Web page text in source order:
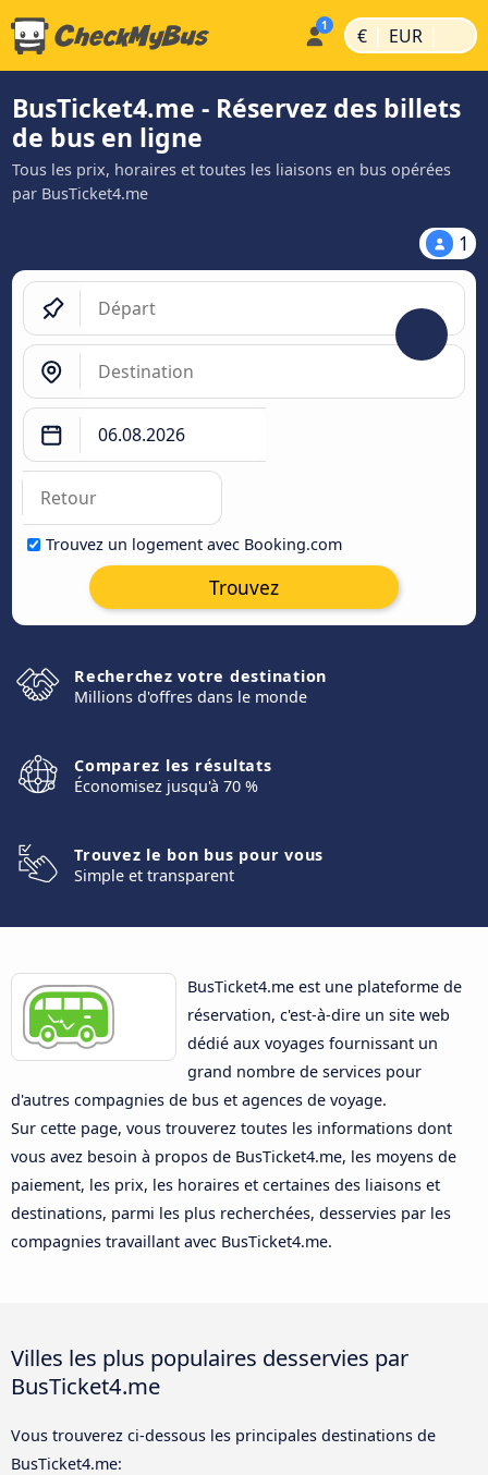
€ | EUR |
BusTicket4.me - Réservez des billets
de bus en ligne
Tous les prix, horaires et toutes les liaisons en bus opérées
par BusTicket4.me
1
Trouvez un logement avec Booking.com
Trouvez
Recherchez votre destination
Millions d'offres dans le monde
Comparez les résultats
Économisez jusqu'à 70 %
Trouvez le bon bus pour vous
Simple et transparent
BusTicket4.me est une plateforme de
réservation, c'est-à-dire un site web
dédié aux voyages fournissant un
grand nombre de services pour
d'autres compagnies de bus et agences de voyage.
Sur cette page, vous trouverez toutes les informations dont
vous avez besoin à propos de BusTicket4.me, les moyens de
paiement, les prix, les horaires et certaines des liaisons et
destinations, parmi les plus recherchées, desservies par les
compagnies travaillant avec BusTicket4.me.
Villes les plus populaires desservies par
BusTicket4.me
Vous trouverez ci-dessous les principales destinations de
BusTicket4.me: